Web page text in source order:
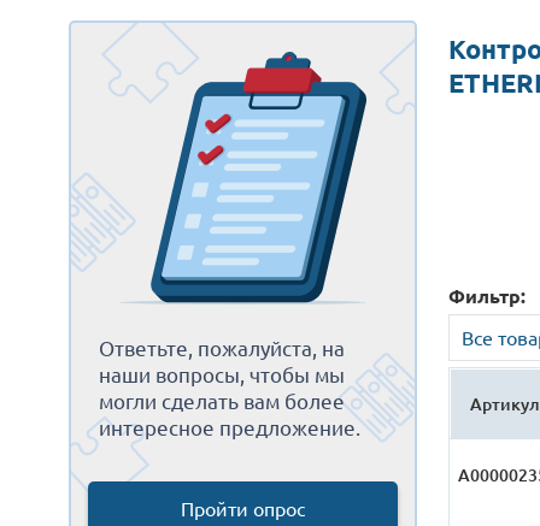
Ответьте, пожалуйста, на
наши вопросы, чтобы мы
могли сделать вам более
интересное предложение.
Пройти опрос
Фильтр:
Все
Артикул